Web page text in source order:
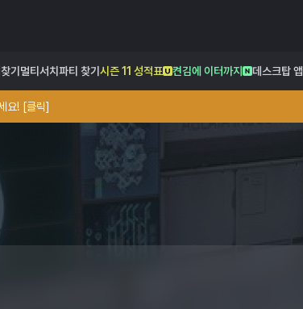
기 멀티서치 파티 찾기 시즌 11 성적표 켠김에 이터까지 데스크탑 앱
요! [클릭]